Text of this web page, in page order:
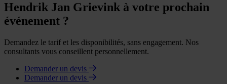
Hendrik Jan Grievink à votre prochain
événement ?
Demandez le tarif et les disponibilités, sans engagement. Nos
consultants vous conseillent personnellement.
Demander un devis
Demander un devis